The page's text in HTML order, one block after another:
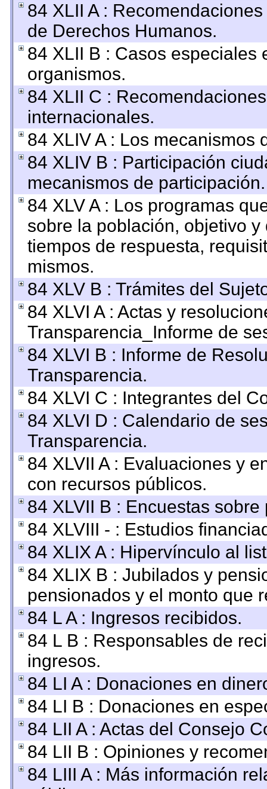
84 XLII A :
de Derechos Humanos.
84 XLII B : Casos especiales
organismos.
84 XLII C :
internacionales.
84 XLIV A : Los mecanismos
84 XLIV B : Participación
mecanismos de participación.
84 XLV A : Los programas
sobre la población, objetivo
tiempos de respuesta,
mismos.
84 XLV B : Trámites del
84 XLVI A : Actas y
Transparencia_Informe de
84 XLVI B : Informe de
Transparencia.
84 XLVI C : Integrantes del
84 XLVI D : Calendario de
Transparencia.
84 XLVII A : Evaluaciones y
con recursos públicos.
84 XLVII B : Encuestas sobre
84 XLVIII - : Estudios
84 XLIX A : Hipervínculo al
84 XLIX B : Jubilados y
pensionados y el monto que
84 L A : Ingresos recibidos.
84 L B : Responsables de
ingresos.
84 LI A : Donaciones en
84 LI B : Donaciones en
84 LII A : Actas del Consejo
84 LII B : Opiniones y
84 LIII A : Más información